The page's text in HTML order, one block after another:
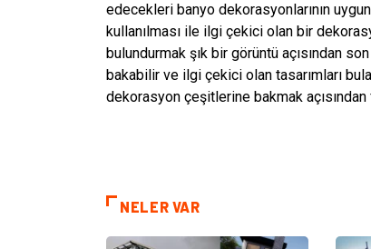
edecekleri banyo dekorasyonlarının
kullanılması ile ilgi çekici olan bir
bulundurmak şık bir görüntü açısından
bakabilir ve ilgi çekici olan tasarımları
dekorasyon çeşitlerine bakmak
NELER VAR